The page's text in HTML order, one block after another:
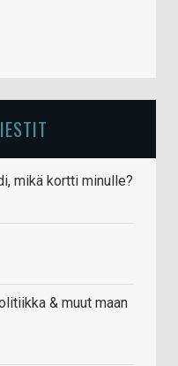
mikä kortti minulle?
& muut maan